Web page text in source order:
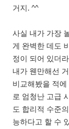
거지. ^^
사실 내가 가장
게 완벽한 데도
정이 되어 있더
내가 웬만해선
비교해봤을 적
로 엄청난 고급
도 합리적 수준
능하다고 할 수